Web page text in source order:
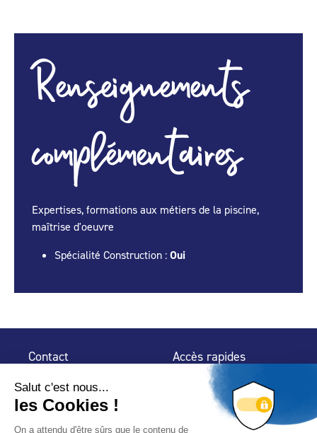
Renseignements
complémentaires
Expertises, formations aux métiers de la piscine,
maîtrise d'oeuvre
Spécialité Construction : Oui
Contact
32 rue de Mogador
75 009 Paris
Accès rapides
Espace Presse
Trouver un
professionnel